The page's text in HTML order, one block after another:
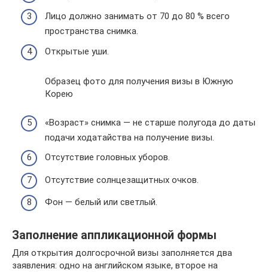
Лицо должно занимать от 70 до 80 % всего
пространства снимка.
Открытые уши.
Образец фото для получения визы в Южную
Корею
«Возраст» снимка — не старше полугода до даты
подачи ходатайства на получение визы.
Отсутствие головных уборов.
Отсутствие солнцезащитных очков.
Фон — белый или светлый.
Заполнение аппликационной формы
Для открытия долгосрочной визы заполняется два
заявления: одно на английском языке, второе на